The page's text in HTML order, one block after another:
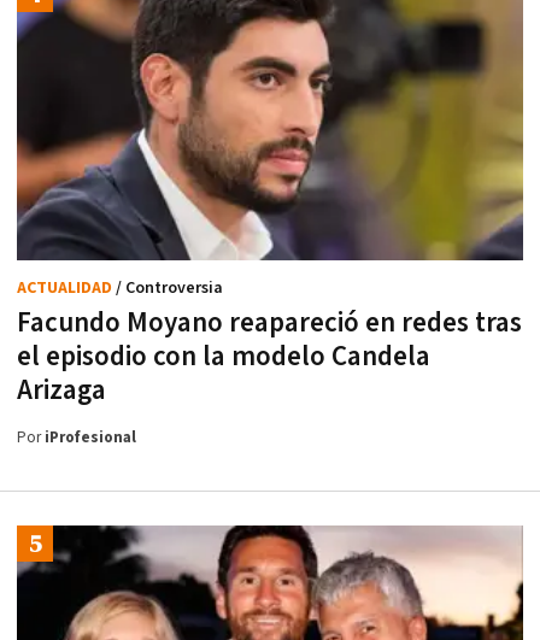
Facundo Moyano reapareció en redes tras
el episodio con la modelo Candela
Arizaga
ACTUALIDAD / Controversia
PoriProfesional